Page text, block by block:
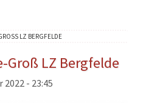
LZ BERGFELDE
Groß LZ Bergfelde
- 23:45